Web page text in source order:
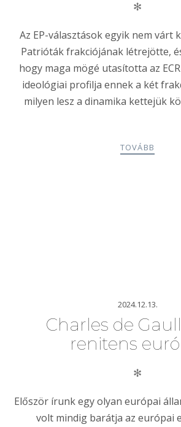
✻
Az EP-választások egyik nem várt
Patrióták frakciójának létrejötte,
hogy maga mögé utasította az
ideológiai profilja ennek a két
milyen lesz a dinamika kettejük
TOVÁBB
2024.12.13.
Charles de
renitens
✻
Először írunk egy olyan európai
volt mindig barátja az európai